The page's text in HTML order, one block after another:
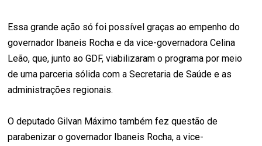
Essa grande ação só foi possível graças ao empenho do
governador Ibaneis Rocha e da vice-governadora Celina
Leão, que, junto ao GDF, viabilizaram o programa por meio
de uma parceria sólida com a Secretaria de Saúde e as
administrações regionais.
O deputado Gilvan Máximo também fez questão de
parabenizar o governador Ibaneis Rocha, a vice-